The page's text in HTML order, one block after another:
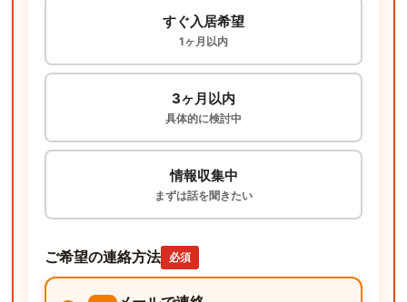
すぐ入居希望
1ヶ月以内
3ヶ月以内
具体的に検討中
情報収集中
まずは話を聞きたい
ご希望の連絡方法 必須